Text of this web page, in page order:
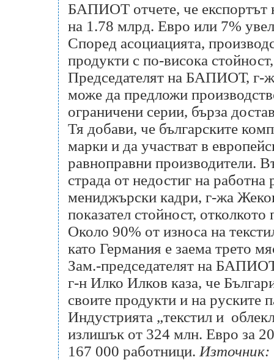
БАПИОТ отчете, че експортът
на 1.78 млрд. Евро или 7%
Според асоциацията,
продукти с по-висока
Председателят на БАПИОТ, г-
може да предложи
ограничени серии, бърза
Тя добави, че българските
марки и да участват в
равноправни производители.
страда от недостиг на
мениджърски кадри, г-жа
показател стойност, отколкото
Около 90% от износа на
като Германия е заема трето
Зам.-председателят на
г-н Илко Илков каза, че
своите продукти и на руските
Индустрията „текстил и
излишък от 324 млн. Евро за
167 000 работници. Източник: